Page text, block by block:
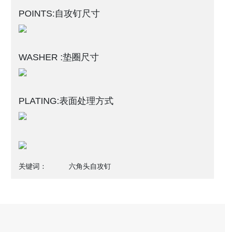
POINTS:自攻钉尺寸
WASHER :垫圈尺寸
PLATING:表面处理方式
关键词： 六角头自攻钉